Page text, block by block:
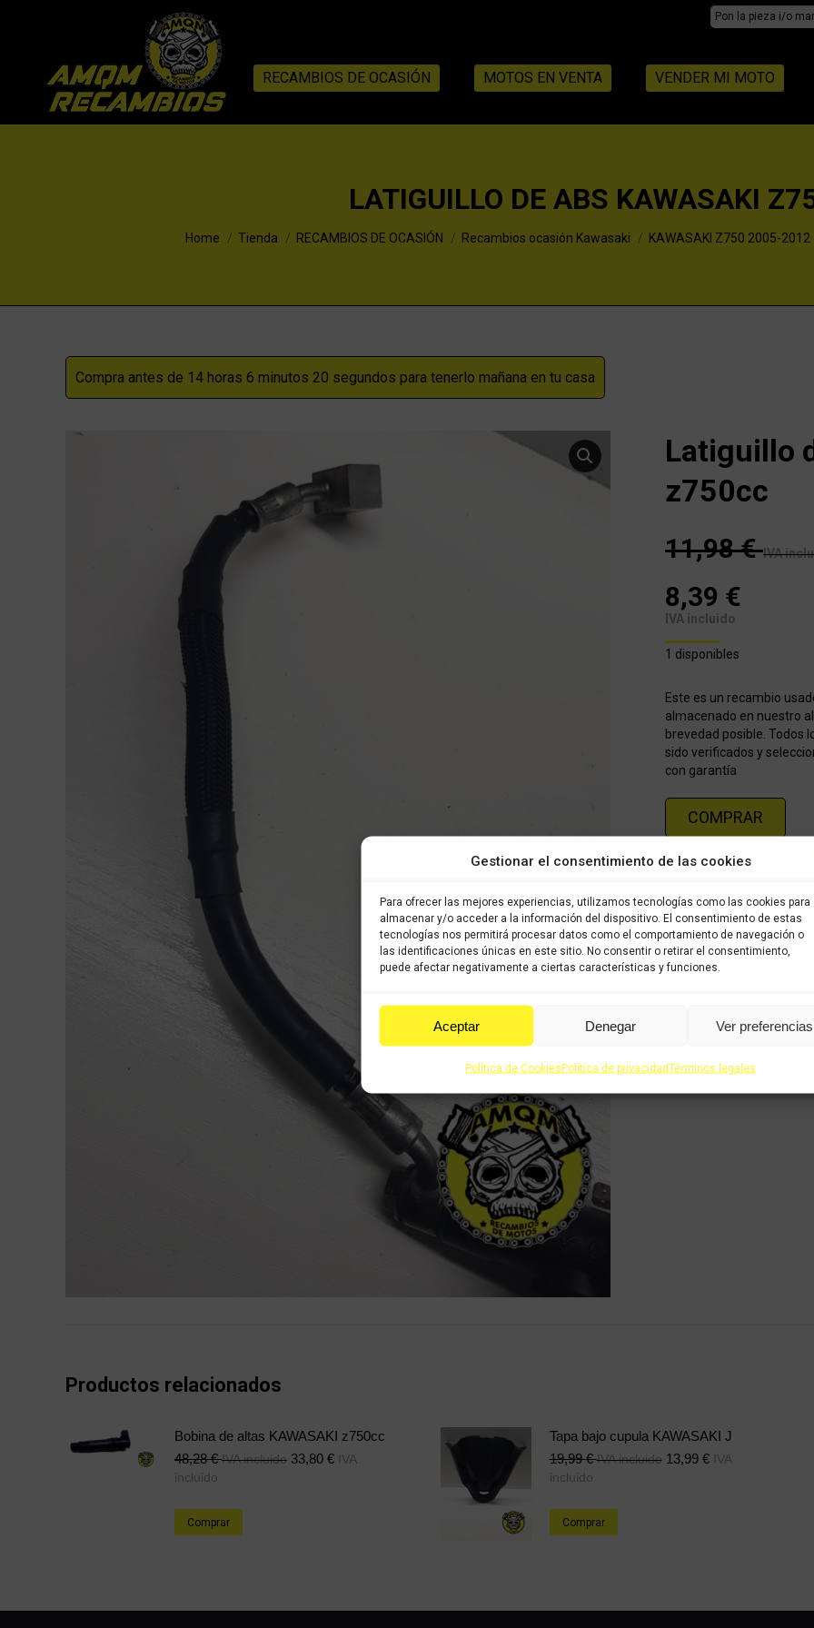
Gestionar el consentimiento de las cookies
Para ofrecer las mejores experiencias, utilizamos tecnologías como las cookies para
almacenar y/o acceder a la información del dispositivo. El consentimiento de estas
tecnologías nos permitirá procesar datos como el comportamiento de navegación o
las identificaciones únicas en este sitio. No consentir o retirar el consentimiento,
puede afectar negativamente a ciertas características y funciones.
Aceptar Denegar Ver preferencias
Política de CookiesPolítica de privacidadTérminos legales
Search:
RECAMBIOS DE OCASIÓN MOTOS EN VENTA VENDER MI MOTO
LATIGUILLO DE ABS KAWASAKI
You are here:
Home Tienda RECAMBIOS DE OCASIÓN Recambios ocasión Kawasaki KAWASAKI Z750 2005-2012
Compra antes de 14 horas 6 minutos 19 segundos para tenerlo mañana en tu casa
Latiguillo
z750cc
11,98€ IVA
8,39 €
IVA incluido
1 disponibles
Este es un recambio
almacenado en nuestro
brevedad posible. Todos
sido verificados y
con garantía
COMPRAR
Recambios
Share this product
Share
Facebook
Productos relacionados
Bobina de altas KAWASAKI z750cc
48,28€ IVA incluido 33,80 € IVA
incluido
Comprar
Tapa bajo cupula KAWASAKI J
19,99€ IVA incluido 13,99 € IVA
incluido
Comprar